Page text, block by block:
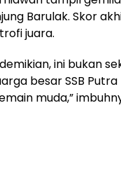
Barulak. Skor
juara.
ini bukan
besar SSB
muda,”